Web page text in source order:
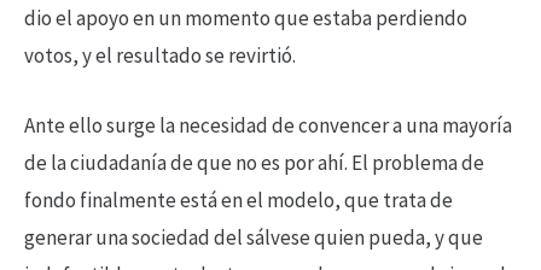
dio el apoyo en un momento que estaba perdiendo
votos, y el resultado se revirtió.
Ante ello surge la necesidad de convencer a una mayoría
de la ciudadanía de que no es por ahí. El problema de
fondo finalmente está en el modelo, que trata de
generar una sociedad del sálvese quien pueda, y que